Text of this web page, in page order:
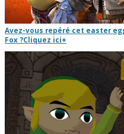
Avez-vous repéré cet easter
Fox ?Cliquez ici+